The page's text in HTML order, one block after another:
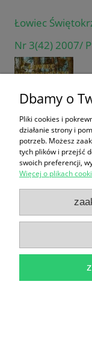
Łowiec
Nr 3(42) 2007/
Łowiec
Łowiecki Nr
Dbamy o
Pliki cookies i
działanie strony i
potrzeb. Możesz
tych plików i przejść
swoich preferencji,
Więcej o plikach